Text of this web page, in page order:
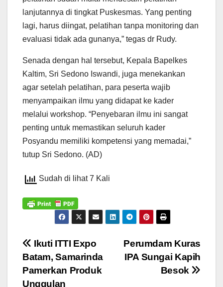
lanjutannya di tingkat Puskesmas. Yang penting
lagi, harus diingat, pelatihan tanpa monitoring dan
evaluasi tidak ada gunanya,” tegas dr Rudy.
Senada dengan hal tersebut, Kepala Bapelkes
Kaltim, Sri Sedono Iswandi, juga menekankan
agar setelah pelatihan, para peserta wajib
menyampaikan ilmu yang didapat ke kader
melalui workshop. “Penyebaran ilmu ini sangat
penting untuk memastikan seluruh kader
Posyandu memiliki kompetensi yang memadai,”
tutup Sri Sedono. (AD)
Sudah di lihat 7 Kali
Navigasi
pos
Perumdam Kuras
IPA Sungai Kapih
Besok
Ikuti ITTI Expo
Batam, Samarinda
Pamerkan Produk
Unggulan